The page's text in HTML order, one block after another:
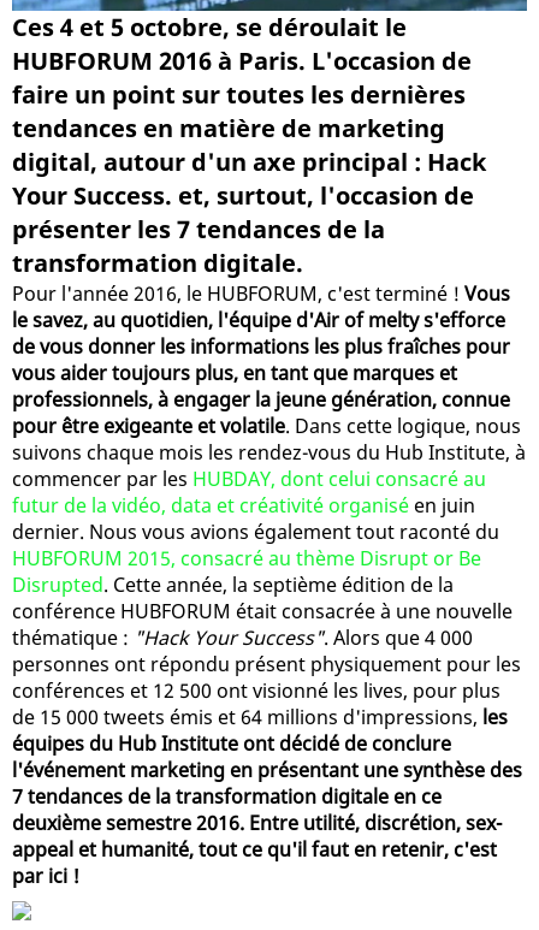
Ces 4 et 5 octobre, se déroulait le
HUBFORUM 2016 à Paris. L'occasion de
faire un point sur toutes les dernières
tendances en matière de marketing
digital, autour d'un axe principal : Hack
Your Success. et, surtout, l'occasion de
présenter les 7 tendances de la
transformation digitale.
Pour l'année 2016, le HUBFORUM, c'est terminé ! Vous
le savez, au quotidien, l'équipe d'Air of melty s'efforce
de vous donner les informations les plus fraîches pour
vous aider toujours plus, en tant que marques et
professionnels, à engager la jeune génération, connue
pour être exigeante et volatile. Dans cette logique, nous
suivons chaque mois les rendez-vous du Hub Institute, à
commencer par les HUBDAY, dont celui consacré au
futur de la vidéo, data et créativité organisé en juin
dernier. Nous vous avions également tout raconté du
HUBFORUM 2015, consacré au thème Disrupt or Be
Disrupted. Cette année, la septième édition de la
conférence HUBFORUM était consacrée à une nouvelle
thématique : "Hack Your Success". Alors que 4 000
personnes ont répondu présent physiquement pour les
conférences et 12 500 ont visionné les lives, pour plus
de 15 000 tweets émis et 64 millions d'impressions, les
équipes du Hub Institute ont décidé de conclure
l'événement marketing en présentant une synthèse des
7 tendances de la transformation digitale en ce
deuxième semestre 2016. Entre utilité, discrétion, sex-
appeal et humanité, tout ce qu'il faut en retenir, c'est
par ici !